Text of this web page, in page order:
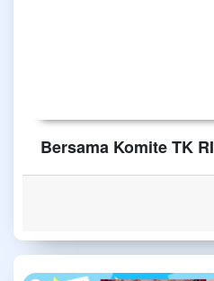
Bersama Komite TK